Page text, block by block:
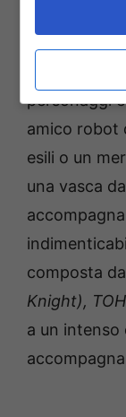
distrugge la
pesce. Nel
personaggi
amico robot
esili o un
una vasca
composta
Knight),
a un